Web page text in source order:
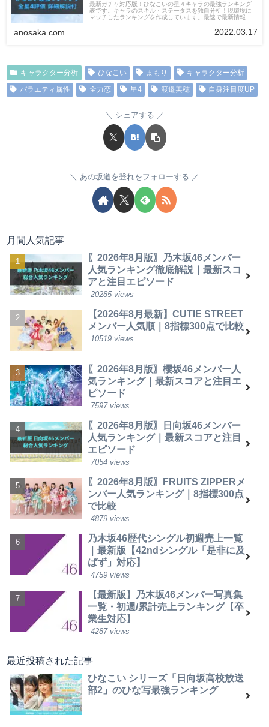
最新ガチャ対応版！ひなこいの星４キャラの最強ランキング
表です。キャラのスキル・ステータスを独自分析！現環境に
マッチしたランキングを作成しています。最速で最新情報へ
anosaka.com 2022.03.17
キャラクター分析 ひなこい まもり
キャラクター分析
バラエティ属性
全力恋 星4 渡邉美穂 自身注目度UP
シェアする
あの坂道を登れをフォローする
月間人気記事
〖2026年8月版〗乃木坂46メンバー
人気ランキング徹底解説｜最新スコ
アと注目エピソード
20285 views
【2026年8月最新】CUTIE STREET
メンバー人気順｜8指標300点で比較
10519 views
〖2026年8月版〗櫻坂46メンバー人
気ランキング｜最新スコアと注目エ
ピソード
7597 views
〖2026年8月版〗日向坂46メンバー
人気ランキング｜最新スコアと注目
エピソード
7054 views
〖2026年8月版〗FRUITS ZIPPERメ
ンバー人気ランキング｜8指標300点
で比較
4879 views
乃木坂46歴代シングル初週売上一覧
｜最新版【42ndシングル「是非に及
ばず」対応】
4759 views
【最新版】乃木坂46メンバー写真集
一覧・初週/累計売上ランキング【卒
業生対応】
4287 views
最近投稿された記事
ひなこい シリーズ「日向坂高校放送
部2」のひな写最強ランキング